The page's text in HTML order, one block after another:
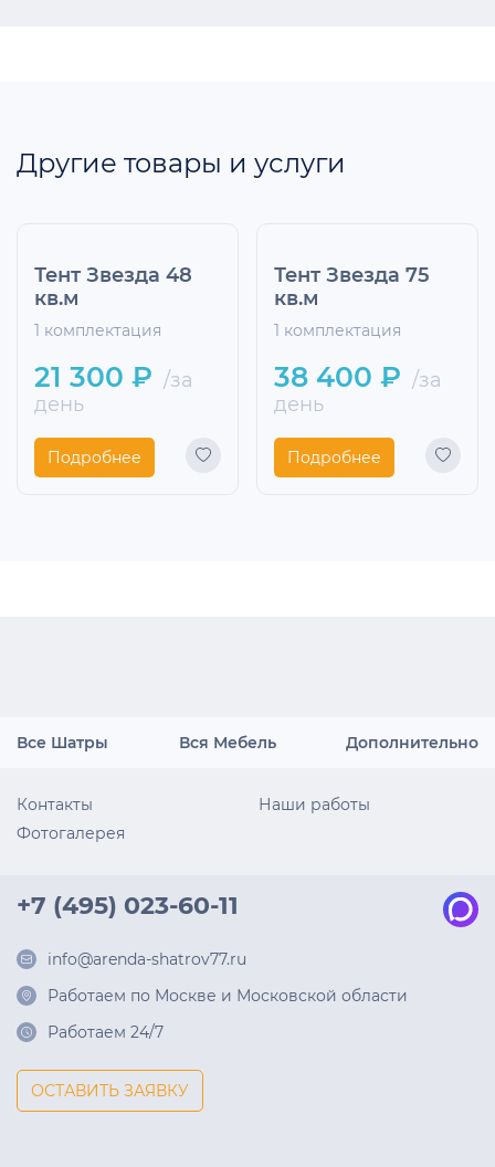
Другие товары и услуги
Тент Звезда 48
кв.м
1 комплектация
21 300 ₽ /за
день
Подробнее
Тент Звезда 75
кв.м
1 комплектация
38 400 ₽ /за
день
Подробнее
Все Шатры Вся Мебель Дополнительно
Контакты
Наши работы
Фотогалерея
+7 (495) 023-60-11
info@arenda-shatrov77.ru
Работаем по Москве и Московской области
Работаем 24/7
ОСТАВИТЬ ЗАЯВКУ